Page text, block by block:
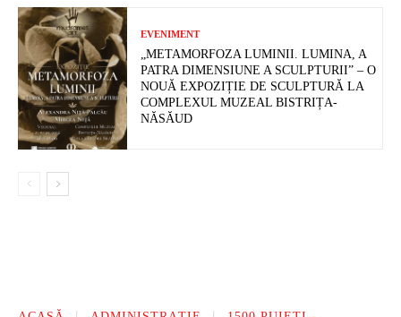
EVENIMENT
„METAMORFOZA LUMINII. LUMINA, A
PATRA DIMENSIUNE A SCULPTURII” – O
NOUĂ EXPOZIȚIE DE SCULPTURĂ LA
COMPLEXUL MUZEAL BISTRIȚA-
NĂSĂUD